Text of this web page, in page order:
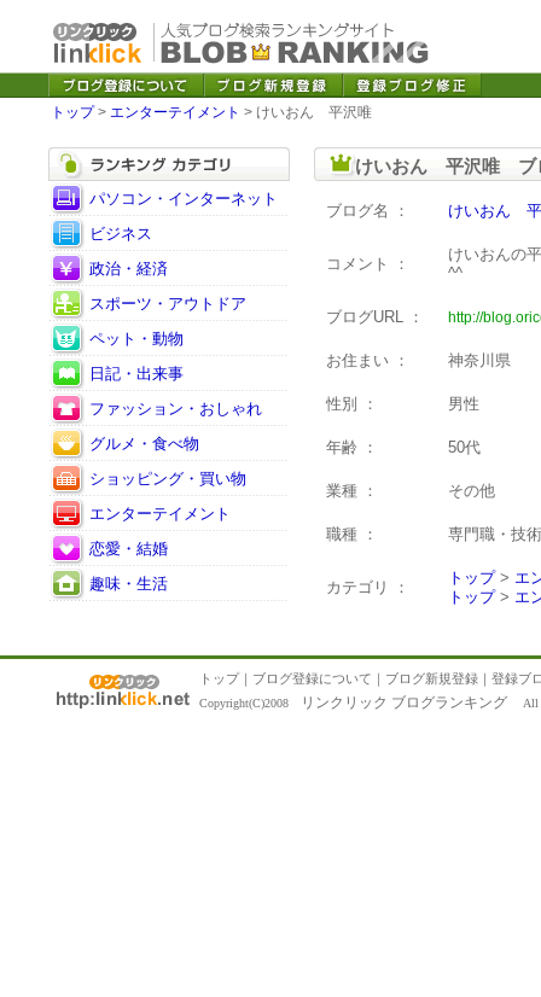
トップ> エンターテイメント > けいおん 平沢唯
パソコン・インターネット
ビジネス
政治・経済
スポーツ・アウトドア
ペット・動物
日記・出来事
ファッション・おしゃれ
グルメ・食べ物
ショッピング・買い物
エンターテイメント
恋愛・結婚
趣味・生活
けいおん 平沢唯 ブ
ブログ名 ： けいおん
コメント ：
けいおんの
^^
ブログURL ： http://
お住まい ： 神奈川県
性別 ： 男性
年齢 ： 50代
業種 ： その他
職種 ： 専門職・技
カテゴリ ：
トップ> エ
トップ> エ
トップ｜ ブログ登録について ｜ ブログ新規登録 ｜ 登録ブ
Copyright(C)2008 リンクリック ブログランキング All